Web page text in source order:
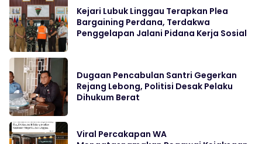
Kejari Lubuk Linggau Terapkan Plea
Bargaining Perdana, Terdakwa
Penggelapan Jalani Pidana Kerja Sosial
Dugaan Pencabulan Santri Gegerkan
Rejang Lebong, Politisi Desak Pelaku
Dihukum Berat
Viral Percakapan WA